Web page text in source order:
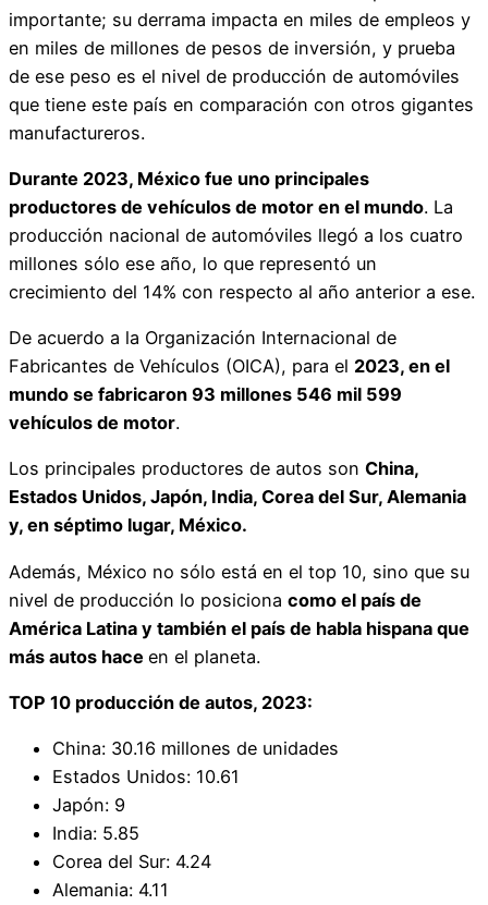
importante; su derrama impacta en miles de empleos y
en miles de millones de pesos de inversión, y prueba
de ese peso es el nivel de producción de automóviles
que tiene este país en comparación con otros gigantes
manufactureros.
Durante 2023, México fue uno principales
productores de vehículos de motor en el mundo. La
producción nacional de automóviles llegó a los cuatro
millones sólo ese año, lo que representó un
crecimiento del 14% con respecto al año anterior a ese.
De acuerdo a la Organización Internacional de
Fabricantes de Vehículos (OICA), para el 2023, en el
mundo se fabricaron 93 millones 546 mil 599
vehículos de motor.
Los principales productores de autos son China,
Estados Unidos, Japón, India, Corea del Sur, Alemania
y, en séptimo lugar, México.
Además, México no sólo está en el top 10, sino que su
nivel de producción lo posiciona como el país de
América Latina y también el país de habla hispana que
más autos hace en el planeta.
TOP 10 producción de autos, 2023:
China: 30.16 millones de unidades
Estados Unidos: 10.61
Japón: 9
India: 5.85
Corea del Sur: 4.24
Alemania: 4.11